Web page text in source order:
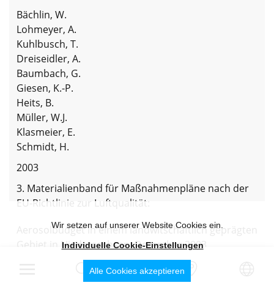
Bächlin, W.
Lohmeyer, A.
Kuhlbusch, T.
Dreiseidler, A.
Baumbach, G.
Giesen, K.-P.
Heits, B.
Müller, W.J.
Klasmeier, E.
Schmidt, H.
2003
3. Materialienband für Maßnahmenpläne nach der
EU-Richtlinie zur Luftqualität:
Aerosolbudget in einem landwitschaftlich geprägten
Gebiet in Niedersachsen. Dezember 2003
Auftraggeber: Niedersächsisches Landesamt für
Ökologie (NLÖ)
Wir setzen auf unserer Website Cookies ein.
Individuelle Cookie-Einstellungen
Alle Cookies akzeptieren